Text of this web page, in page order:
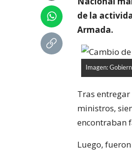
de la
Armada.
Imagen:
Tras
ministros,
encontraban
Luego,